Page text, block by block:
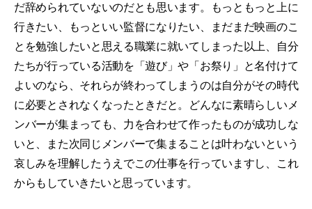
だ辞められていないのだとも思います。もっともっと上に
行きたい、もっといい監督になりたい、まだまだ映画のこ
とを勉強したいと思える職業に就いてしまった以上、自分
たちが行っている活動を「遊び」や「お祭り」と名付けて
よいのなら、それらが終わってしまうのは自分がその時代
に必要とされなくなったときだと。どんなに素晴らしいメ
ンバーが集まっても、力を合わせて作ったものが成功しな
いと、また次同じメンバーで集まることは叶わないという
哀しみを理解したうえでこの仕事を行っていますし、これ
からもしていきたいと思っています。